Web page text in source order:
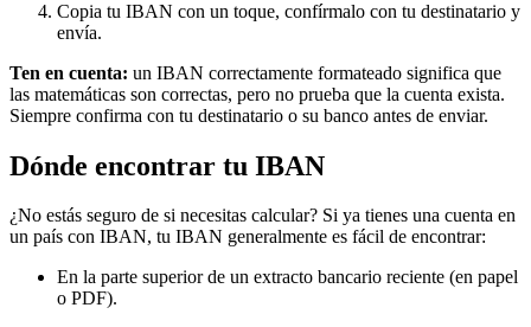
Copia tu IBAN con un toque, confírmalo con tu destinatario y
envía.
Ten en cuenta: un IBAN correctamente formateado significa que
las matemáticas son correctas, pero no prueba que la cuenta exista.
Siempre confirma con tu destinatario o su banco antes de enviar.
Dónde encontrar tu IBAN
¿No estás seguro de si necesitas calcular? Si ya tienes una cuenta en
un país con IBAN, tu IBAN generalmente es fácil de encontrar:
En la parte superior de un extracto bancario reciente (en papel
o PDF).